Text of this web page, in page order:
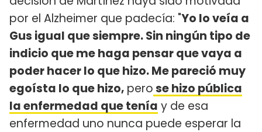
por el Alzheimer que padecía: "Yo lo veía a
Gus igual que siempre. Sin ningún tipo de
indicio que me haga pensar que vaya a
poder hacer lo que hizo.Me pareció muy
egoísta lo que hizo, perose hizo pública
la enfermedad que tenía y de esa
enfermedad uno nunca puede esperar la